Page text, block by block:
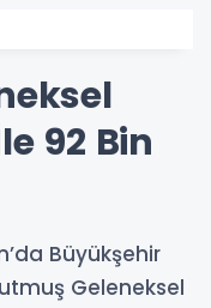
92 Bin
Büyükşehir
Geleneksel